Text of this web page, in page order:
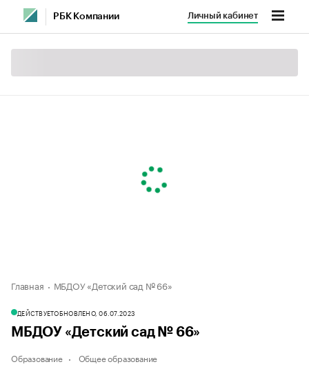
РБК Компании Личный кабинет
Главная МБДОУ «Детский сад № 66»
ДЕЙСТВУЕТОБНОВЛЕНО, 06.07.2023
МБДОУ «Детский сад № 66»
Образование Общее образование